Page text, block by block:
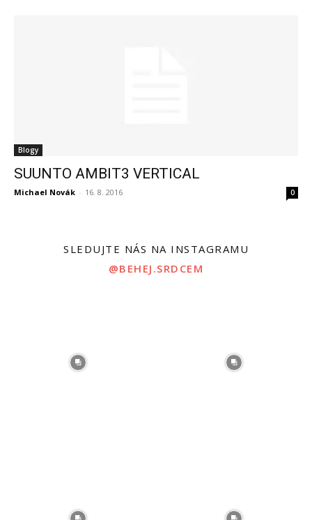
Blogy
SUUNTO AMBIT3 VERTICAL
Michael Novák - 16. 8. 2016 0
SLEDUJTE NÁS NA INSTAGRAMU
@BEHEJ.SRDCEM